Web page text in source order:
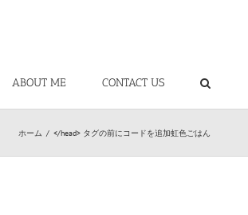
ABOUT ME CONTACT US
ホーム / </head> タグの前にコードを追加虹色ごはん